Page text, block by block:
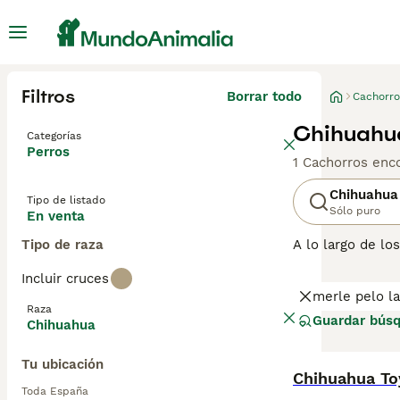
Filtros Borrar todo
Categorías
Perros
Tipo de listado
En venta
Tipo de raza
Incluir cruces
Raza
Chihuahua
Tu ubicación
Toda España
1 Cachorros
Chihuahua
Sólo puro
A lo largo de
están llenos
valientes y
Lee nuestra
merle pelo
Guardar
Chihuahua